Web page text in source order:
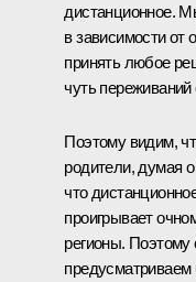
дистанционное.
в зависимости от
принять любое
чуть
Поэтому видим,
родители, думая
что
проигрывает
регионы. Поэтому